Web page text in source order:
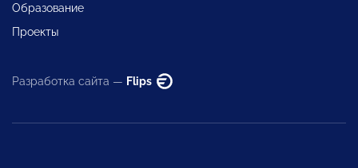
Образование
Проекты
Разработка сайта — Flips